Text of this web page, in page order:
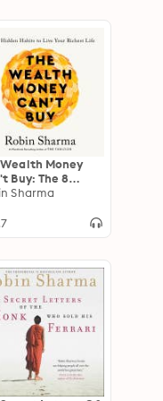
Money
Buy: The 8
Habits to Live
Sharma